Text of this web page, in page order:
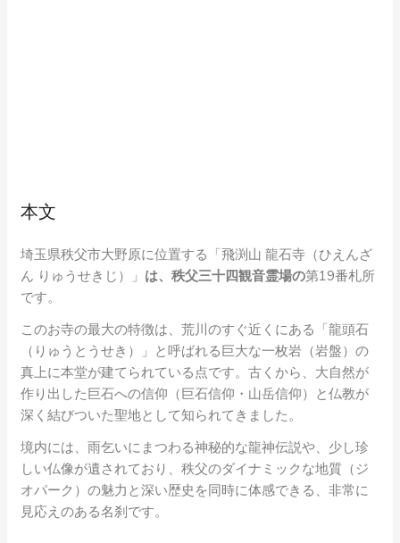
本文
埼玉県秩父市大野原に位置する「飛渕山 龍石寺（ひえんざ
ん りゅうせきじ）」 は、秩父三十四観音霊場の第19番札所
です。
このお寺の最大の特徴は、荒川のすぐ近くにある「龍頭石
（りゅうとうせき）」と呼ばれる巨大な一枚岩（岩盤）の
真上に本堂が建てられている点です。古くから、大自然が
作り出した巨石への信仰（巨石信仰・山岳信仰）と仏教が
深く結びついた聖地として知られてきました。
境内には、雨乞いにまつわる神秘的な龍神伝説や、少し珍
しい仏像が遺されており、秩父のダイナミックな地質（ジ
オパーク）の魅力と深い歴史を同時に体感できる、非常に
見応えのある名刹です。